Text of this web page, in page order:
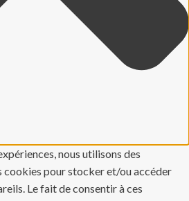
nous utilisons des
cookies pour stocker et/ou accéder
Le fait de consentir à ces